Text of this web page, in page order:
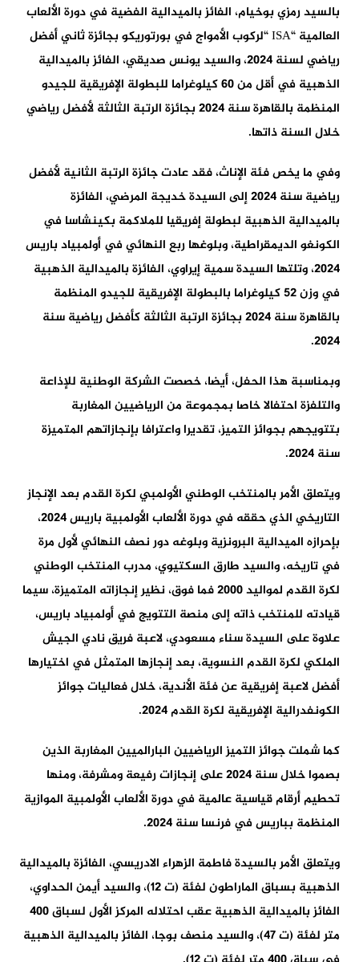
بالسيد رمزي بوخيام، الفائز بالميدالية الفضية في دورة الألعاب
العالمية “ISA “لركوب الأمواج في بورتوريكو بجائزة ثاني أفضل
رياضي لسنة 2024، والسيد يونس صديقي، الفائز بالميدالية
الذهبية في أقل من 60 كيلوغراما للبطولة الإفريقية للجيدو
المنظمة بالقاهرة سنة 2024 بجائزة الرتبة الثالثة لأفضل رياضي
خلال السنة ذاتها.
وفي ما يخص فئة الإناث، فقد عادت جائزة الرتبة الثانية لأفضل
رياضية سنة 2024 إلى السيدة خديجة المرضي، الفائزة
بالميدالية الذهبية لبطولة إفريقيا للملاكمة بكينشاسا في
الكونغو الديمقراطية، وبلوغها ربع النهائي في أولمبياد باريس
2024، وتلتها السيدة سمية إيراوي، الفائزة بالميدالية الذهبية
في وزن 52 كيلوغراما بالبطولة الإفريقية للجيدو المنظمة
بالقاهرة سنة 2024 بجائزة الرتبة الثالثة كأفضل رياضية سنة
2024.
وبمناسبة هذا الحفل، أيضا، خصصت الشركة الوطنية للإذاعة
والتلفزة احتفالا خاصا بمجموعة من الرياضيين المغاربة
بتتويجهم بجوائز التميز، تقديرا واعترافا بإنجازاتهم المتميزة
سنة 2024.
ويتعلق الأمر بالمنتخب الوطني الأولمبي لكرة القدم بعد الإنجاز
التاريخي الذي حققه في دورة الألعاب الأولمبية باريس 2024،
بإحرازه الميدالية البرونزية وبلوغه دور نصف النهائي لأول مرة
في تاريخه، والسيد طارق السكتيوي، مدرب المنتخب الوطني
لكرة القدم لمواليد 2000 فما فوق، نظير إنجازاته المتميزة، سيما
قيادته للمنتخب ذاته إلى منصة التتويج في أولمبياد باريس،
علاوة على السيدة سناء مسعودي، لاعبة فريق نادي الجيش
الملكي لكرة القدم النسوية، بعد إنجازها المتمثل في اختيارها
أفضل لاعبة إفريقية عن فئة الأندية، خلال فعاليات جوائز
الكونفدرالية الإفريقية لكرة القدم 2024.
كما شملت جوائز التميز الرياضيين البارالميين المغاربة الذين
بصموا خلال سنة 2024 على إنجازات رفيعة ومشرفة، ومنها
تحطيم أرقام قياسية عالمية في دورة الألعاب الأولمبية الموازية
المنظمة بباريس في فرنسا سنة 2024.
ويتعلق الأمر بالسيدة فاطمة الزهراء الادريسي، الفائزة بالميدالية
الذهبية بسباق الماراطون لفئة (ت 12)، والسيد أيمن الحداوي،
الفائز بالميدالية الذهبية عقب احتلاله المركز الأول لسباق 400
متر لفئة (ت 47)، والسيد منصف بوجا، الفائز بالميدالية الذهبية